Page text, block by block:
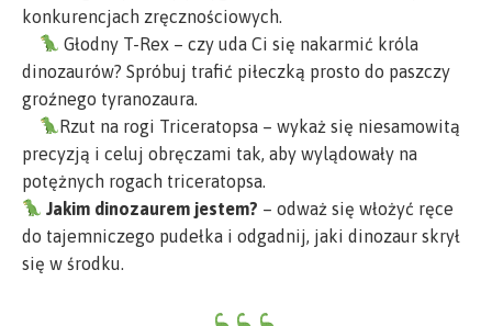
konkurencjach zręcznościowych.
Głodny T-Rex – czy uda Ci się nakarmić króla
dinozaurów? Spróbuj trafić piłeczką prosto do paszczy
groźnego tyranozaura.
Rzut na rogi Triceratopsa – wykaż się niesamowitą
precyzją i celuj obręczami tak, aby wylądowały na
potężnych rogach triceratopsa.
Jakim dinozaurem jestem? – odważ się włożyć ręce
do tajemniczego pudełka i odgadnij, jaki dinozaur skrył
się w środku.